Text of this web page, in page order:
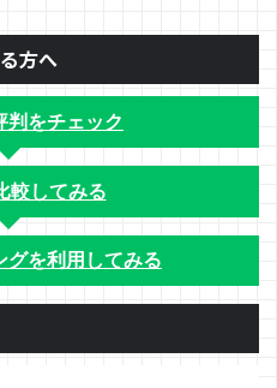
方へ
判をチェック
較してみる
グを利用してみる